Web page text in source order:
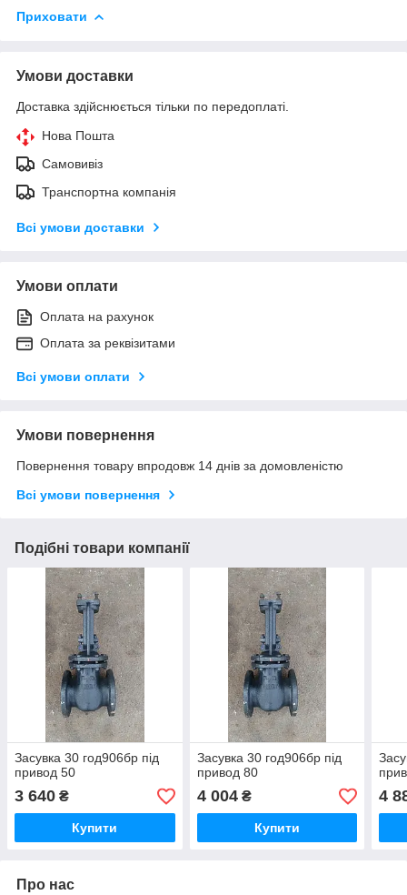
Приховати
Умови доставки
Доставка здійснюється тільки по передоплаті.
Нова Пошта
Самовивіз
Транспортна компанія
Всі умови доставки
Умови оплати
Оплата на рахунок
Оплата за реквізитами
Всі умови оплати
Умови повернення
Повернення товару впродовж 14 днів за домовленістю
Всі умови повернення
Подібні товари компанії
Засувка 30 год906бр під
привод 50
3 640 ₴
Купити
Засувка 30 год906бр під
привод 80
4 004₴
Купити
4
Про нас